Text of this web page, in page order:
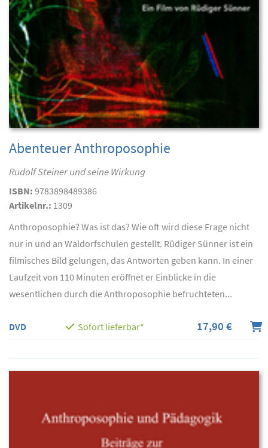
Abenteuer Anthroposophie
Rudolf Steiner und seine Wirkung
ISBN: 9783898489386
Artikelnr.: 1309
Anthroposophie? Was ist das? Wie oft wird diese Frage nicht
nur in und an Waldorfschulen gestellt. Rüdiger Sünner ist ein
filmisches Bild gelungen, das Antworten geben kann. In einer
Laufzeit von 110 Minuten eröffnet er Einblicke in die
wesentlichen durch die Anthroposophie befruchteten...
DVD Sofort lieferbar* 17,90 €